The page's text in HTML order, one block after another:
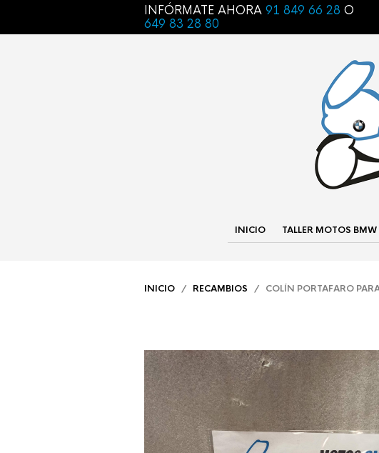
INFÓRMATE AHORA 91 849 66 28 O
649 83 28 80
INICIO TALLER MOTOS BMW
INICIO / RECAMBIOS / COLÍN PORTAFARO